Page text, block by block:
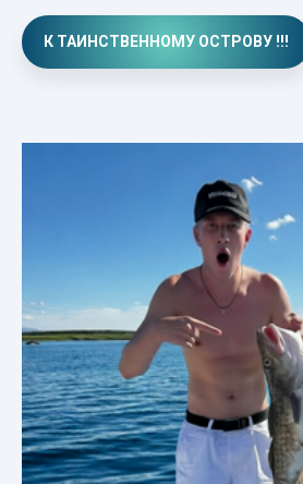
К ТАИНСТВЕННОМУ ОСТРОВУ !!!